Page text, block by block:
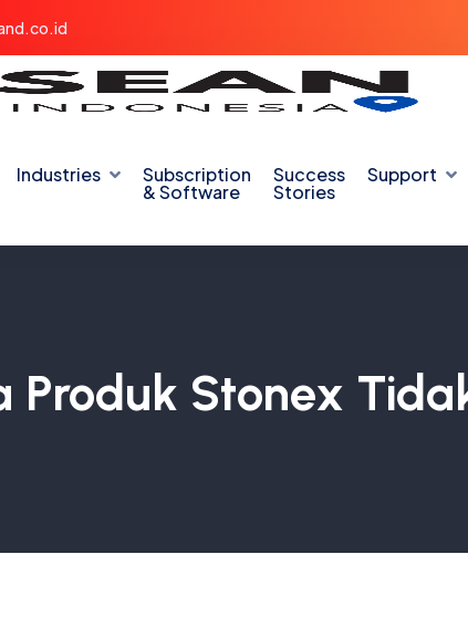
Industries Subscription
& Software
Success
Stories
Support
Produk Stonex